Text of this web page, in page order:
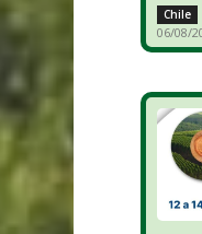
Chile
06/08/